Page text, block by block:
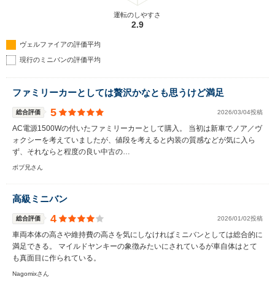
運転のしやすさ
2.9
ヴェルファイアの評価平均
現行のミニバンの評価平均
ファミリーカーとしては贅沢かなとも思うけど満足
総合評価 5 2026/03/04投稿
AC電源1500Wの付いたファミリーカーとして購入。 当初は新車でノア／ヴ
ォクシーを考えていましたが、値段を考えると内装の質感などが気に入ら
ず、それならと程度の良い中古の…
ボブ兄さん
高級ミニバン
総合評価 4 2026/01/02投稿
車両本体の高さや維持費の高さを気にしなければミニバンとしては総合的に
満足できる。 マイルドヤンキーの象徴みたいにされているが車自体はとて
も真面目に作られている。
Nagomixさん